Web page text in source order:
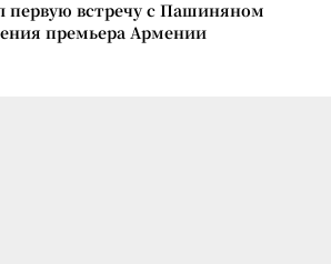
встречу с Пашиняном
премьера Армении